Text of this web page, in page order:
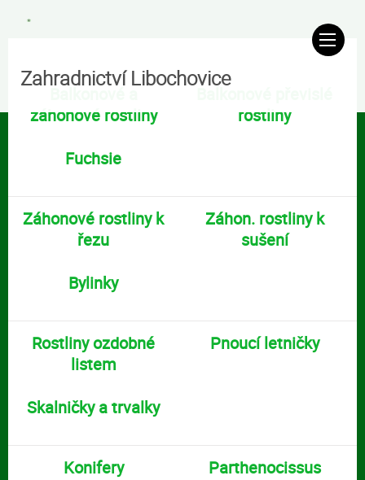
Zahradnictví Libochovice
záhonové rostliny
rostliny
Fuchsie
Záhonové rostliny k
řezu
Záhon. rostliny k
sušení
Bylinky
Rostliny ozdobné
listem
Pnoucí letničky
Skalničky a trvalky
Konifery
Parthenocissus